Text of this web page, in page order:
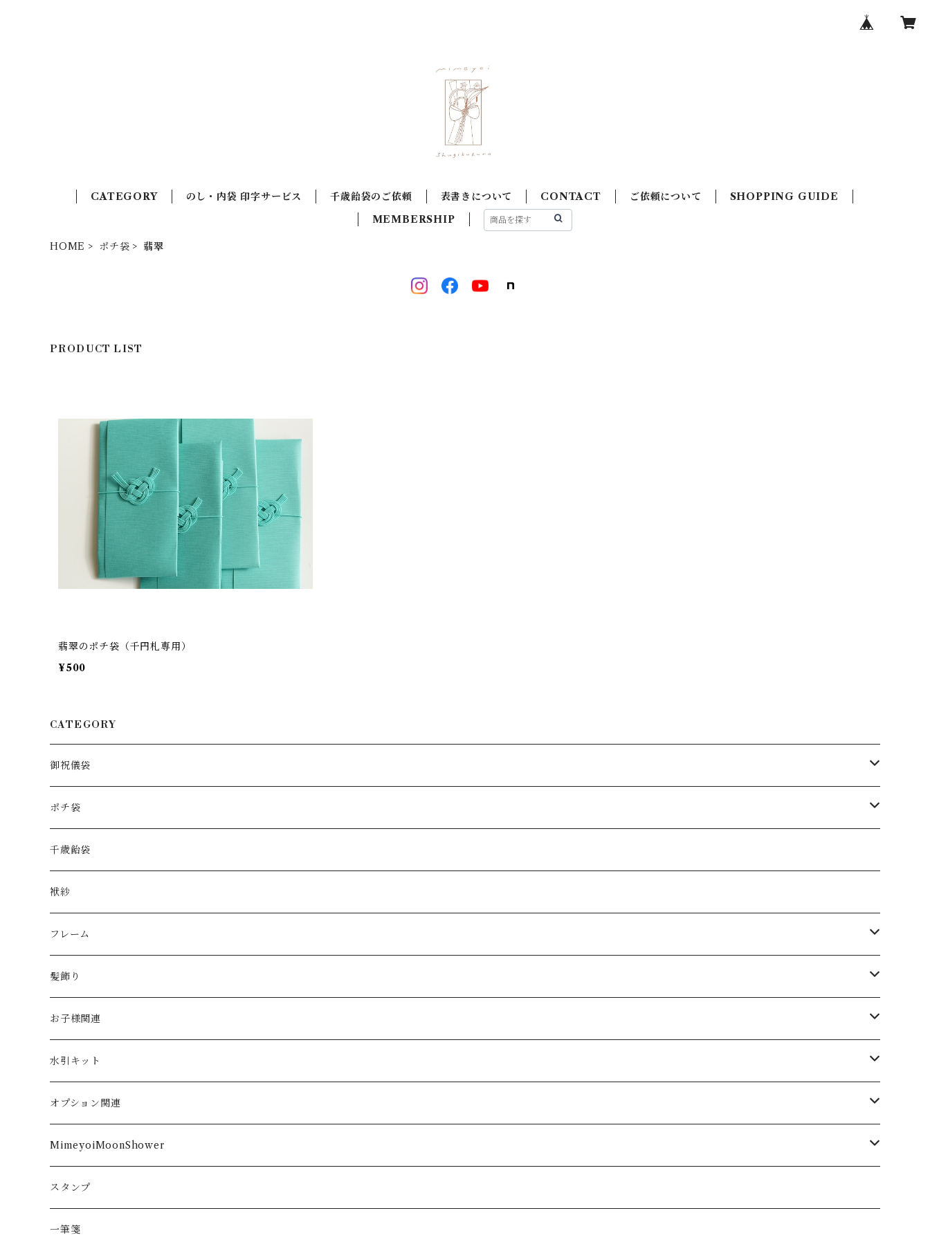
CATEGORY のし・内袋 印字サービス 千歳飴袋のご依頼 表書きについて CONTACT ご依頼について
SHOPPING GUIDE
MEMBERSHIP
HOME ポチ袋 翡翠
PRODUCT LIST
翡翠のポチ袋（千円札専用）
¥500
CATEGORY
御祝儀袋
花の御祝儀袋
手染め水引
和紙
handkerchief
大きなサイズ
季節
春
夏
シーン
長寿のお祝い向け
ご出産
ポチ袋
お正月
花のポチ袋
アルコールインクアート
ダブルガーゼ
手染め水引
翡翠
千歳飴袋
袱紗
フレーム
お正月
節句飾り
季節
髪飾り
クリップ
お子様関連
お食い初め
髪留め
水引キット
御祝儀袋作成
オプション関連
表書き
内袋
MimeyoiMoonShower
ピアス
イヤリング
スタンプ
一筆箋